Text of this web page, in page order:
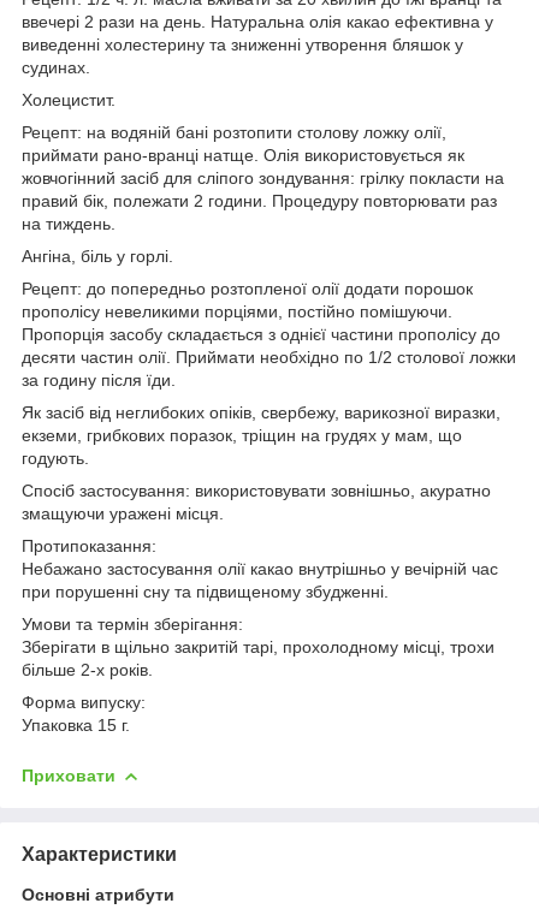
ввечері 2 рази на день. Натуральна олія какао ефективна у
виведенні холестерину та зниженні утворення бляшок у
судинах.
Холецистит.
Рецепт: на водяній бані розтопити столову ложку олії,
приймати рано-вранці натще. Олія використовується як
жовчогінний засіб для сліпого зондування: грілку покласти на
правий бік, полежати 2 години. Процедуру повторювати раз
на тиждень.
Ангіна, біль у горлі.
Рецепт: до попередньо розтопленої олії додати порошок
прополісу невеликими порціями, постійно помішуючи.
Пропорція засобу складається з однієї частини прополісу до
десяти частин олії. Приймати необхідно по 1/2 столової ложки
за годину після їди.
Як засіб від неглибоких опіків, свербежу, варикозної виразки,
екземи, грибкових поразок, тріщин на грудях у мам, що
годують.
Спосіб застосування: використовувати зовнішньо, акуратно
змащуючи уражені місця.
Протипоказання:
Небажано застосування олії какао внутрішньо у вечірній час
при порушенні сну та підвищеному збудженні.
Умови та термін зберігання:
Зберігати в щільно закритій тарі, прохолодному місці, трохи
більше 2-х років.
Форма випуску:
Упаковка 15 г.
Приховати
Характеристики
Основні атрибути